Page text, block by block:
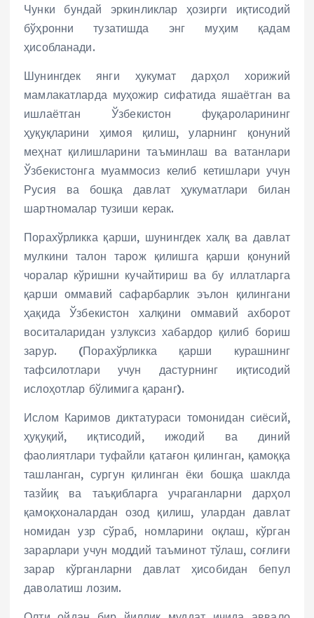
Чунки бундай эркинликлар ҳозирги иқтисодий
бўҳронни тузатишда энг муҳим қадам
ҳисобланади.
Шунингдек янги ҳукумат дарҳол хорижий
мамлакатларда муҳожир сифатида яшаётган ва
ишлаётган Ўзбекистон фуқароларининг
ҳуқуқларини ҳимоя қилиш, уларнинг қонуний
меҳнат қилишларини таъминлаш ва ватанлари
Ўзбекистонга муаммосиз келиб кетишлари учун
Русия ва бошқа давлат ҳукуматлари билан
шартномалар тузиши керак.
Порахўрликка қарши, шунингдек халқ ва давлат
мулкини талон тарож қилишга қарши қонуний
чоралар кўришни кучайтириш ва бу иллатларга
қарши оммавий сафарбарлик эълон қилингани
ҳақида Ўзбекистон халқини оммавий ахборот
воситаларидан узлуксиз хабардор қилиб бориш
зарур. (Порахўрликка қарши курашнинг
тафсилотлари учун дастурнинг иқтисодий
ислоҳотлар бўлимига қаранг).
Ислом Каримов диктатураси томонидан сиёсий,
ҳуқуқий, иқтисодий, ижодий ва диний
фаолиятлари туфайли қатағон қилинган, қамоққа
ташланган, сургун қилинган ёки бошқа шаклда
тазйиқ ва таъқибларга учраганларни дарҳол
қамоқхоналардан озод қилиш, улардан давлат
номидан узр сўраб, номларини оқлаш, кўрган
зарарлари учун моддий таъминот тўлаш, соғлиғи
зарар кўрганларни давлат ҳисобидан бепул
даволатиш лозим.